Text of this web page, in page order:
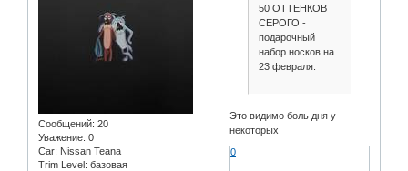
Сообщений: 20
Уважение: 0
Car: Nissan Teana
Trim Level: базовая
50 ОТТЕНКОВ
СЕРОГО -
подарочный
набор носков на
23 февраля.
Это видимо боль дня у
некоторых
0